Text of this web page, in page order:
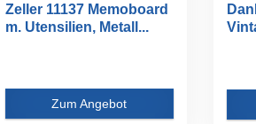
Zeller 11137 Memoboard
m. Utensilien, Metall...
Zum Angebot